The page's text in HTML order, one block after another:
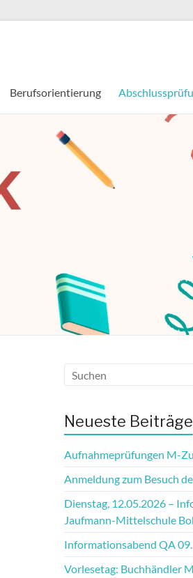
Berufsorientierung
Neueste Beiträge
Aufnahmeprüfungen M-
Anmeldung zum Besuch
Dienstag, 12.05.2026 –
Jaufmann-Mittelschule
Informationsabend QA
Vorlesetag: Buchhändler